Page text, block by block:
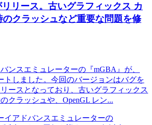
リース。古いグラフィックス カ
のクラッシュなど重要な問題を修
ンスエミュレーターの『mGBA』が、
トしました。今回のバージョンはバグを
ースとなっており、古いグラフィックス
クラッシュや、OpenGL レン...